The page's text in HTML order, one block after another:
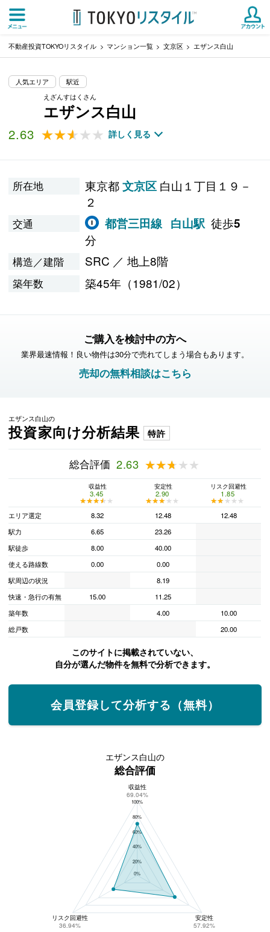
不動産投資TOKYOリスタイル マンション一覧 文京区 エザンス白山
人気エリア
駅近
えざんすはくさん
エザンス白山
2.63 ★★★★★
★★★★★ 詳しく見る
所在地 東京都文京区 白山１丁目１９－
２
交通 都営三田線 白山駅 徒歩5
分
構造／建階 SRC ／ 地上8階
築年数 築45年（1981/02）
ご購入を検討中の方へ
業界最速情報！良い物件は30分で売れてしまう場合もあります。
売却の無料相談はこちら
エザンス白山の
投資家向け分析結果 特許
総合評価 2.63 ★★★★★
★★★★★
収益性
3.45
★★★★★
★★★★★
安定性
2.90
★★★★★
★★★★★
リスク回避性
1.85
★★★★★
★★★★★
エリア選定
8.32 12.48
12.48
駅力
6.65
23.26
駅徒歩
8.00
40.00
使える路線数
0.00
0.00
駅周辺の状況
8.19
快速・急行の有無
15.00
11.25
築年数
4.00
10.00
総戸数
20.00
このサイトに掲載されていない、
自分が選んだ物件を無料で分析できます。
会員登録して分析する（無料）
エザンス白山の
総合評価
エザンス白山の総合評価
100%
80%
60%
40%
20%
0%
収益性
69.04%
リスク回避性
36.94%
安定性
57.92%